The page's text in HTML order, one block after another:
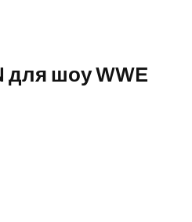
для шоу WWE